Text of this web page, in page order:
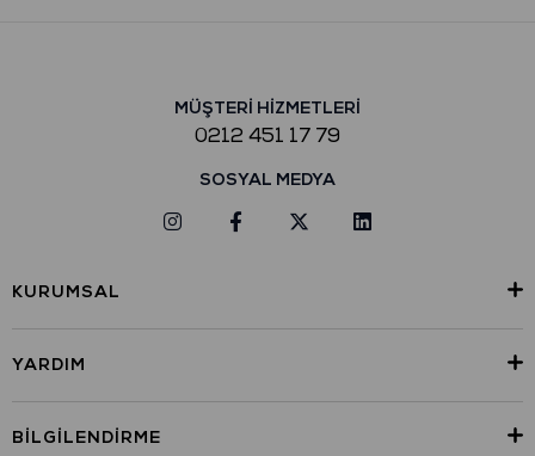
MÜŞTERİ HİZMETLERİ
0212 451 17 79
SOSYAL MEDYA
KURUMSAL
YARDIM
BILGILENDIRME